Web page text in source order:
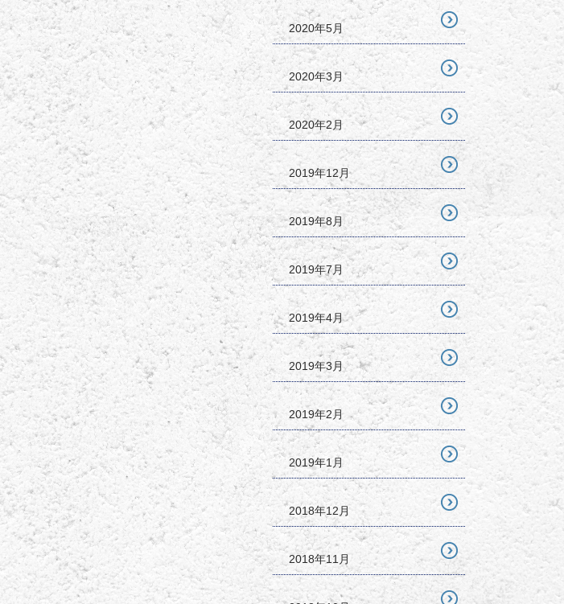
2020年5月
2020年3月
2020年2月
2019年12月
2019年8月
2019年7月
2019年4月
2019年3月
2019年2月
2019年1月
2018年12月
2018年11月